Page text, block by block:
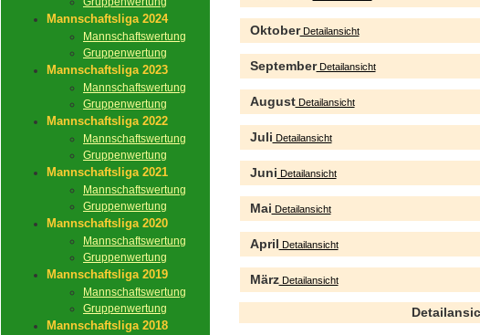
Mannschaftsliga 2024
Mannschaftswertung
Gruppenwertung
Mannschaftsliga 2023
Mannschaftswertung
Gruppenwertung
Mannschaftsliga 2022
Mannschaftswertung
Gruppenwertung
Mannschaftsliga 2021
Mannschaftswertung
Gruppenwertung
Mannschaftsliga 2020
Mannschaftswertung
Gruppenwertung
Mannschaftsliga 2019
Mannschaftswertung
Gruppenwertung
Mannschaftsliga 2018
OktoberDetailansicht
SeptemberDetailansicht
AugustDetailansicht
Juli Detailansicht
Juni Detailansicht
Mai Detailansicht
April Detailansicht
MärzDetailansicht